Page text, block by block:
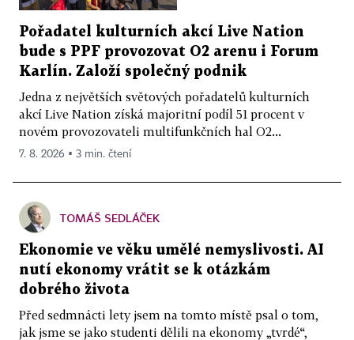
Pořadatel kulturních akcí Live Nation
bude s PPF provozovat O2 arenu i Forum
Karlín. Založí společný podnik
Jedna z největších světových pořadatelů kulturních
akcí Live Nation získá majoritní podíl 51 procent v
novém provozovateli multifunkčních hal O2...
7. 8. 2026 ▪ 3 min. čtení
TOMÁŠ SEDLÁČEK
Ekonomie ve věku umělé nemyslivosti. AI
nutí ekonomy vrátit se k otázkám
dobrého života
Před sedmnácti lety jsem na tomto místě psal o tom,
jak jsme se jako studenti dělili na ekonomy „tvrdé“,